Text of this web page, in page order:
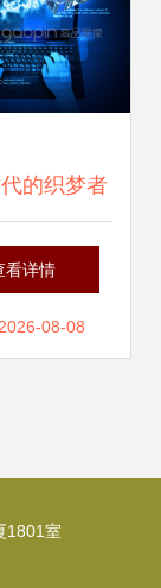
的织梦者
本电脑与
性科技先
看详情
08-08
1801室